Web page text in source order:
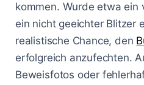
kommen. Wurde etwa ein
ein nicht geeichter Blitzer
realistische Chance, den
erfolgreich anzufechten.
Beweisfotos oder